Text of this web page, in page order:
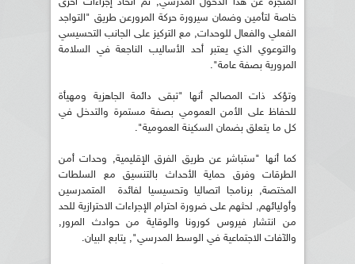
خاصة لتأمين وضمان سيرورة حركة المرورعن طريق "التواجد
الفعلي والفعال للوحدات, مع التركيز على الجانب التحسيسي
والتوعوي الذي يعتبر أحد الأساليب الناجعة في السلامة
المرورية بصفة عامة".
وتؤكد ذات المصالح أنها "تبقى دائمة الجاهزية ومهيأة
للحفاظ على الأمن العمومي بصفة مستمرة والتدخل في
كل ما يتعلق بضمان السكينة العمومية".
كما أنها "ستباشر عن طريق الفرق الإقليمية, وحدات أمن
الطرقات وفرق حماية الأحداث بالتنسيق مع السلطات
المختصة, برنامجا اتصاليا وتحسيسيا لفائدة المتمدرسين
وأوليائهم, لحثهم على ضرورة احترام الإجراءات الاحترازية للحد
من انتشار فيروس كورونا والوقاية من حوادث المرور,
والآفات الاجتماعية في الوسط المدرسي", يتابع البيان.